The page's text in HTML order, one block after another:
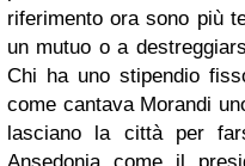
riferimento ora sono più
un mutuo o a
Chi ha uno stipendio
come cantava Morandi
lasciano la città per